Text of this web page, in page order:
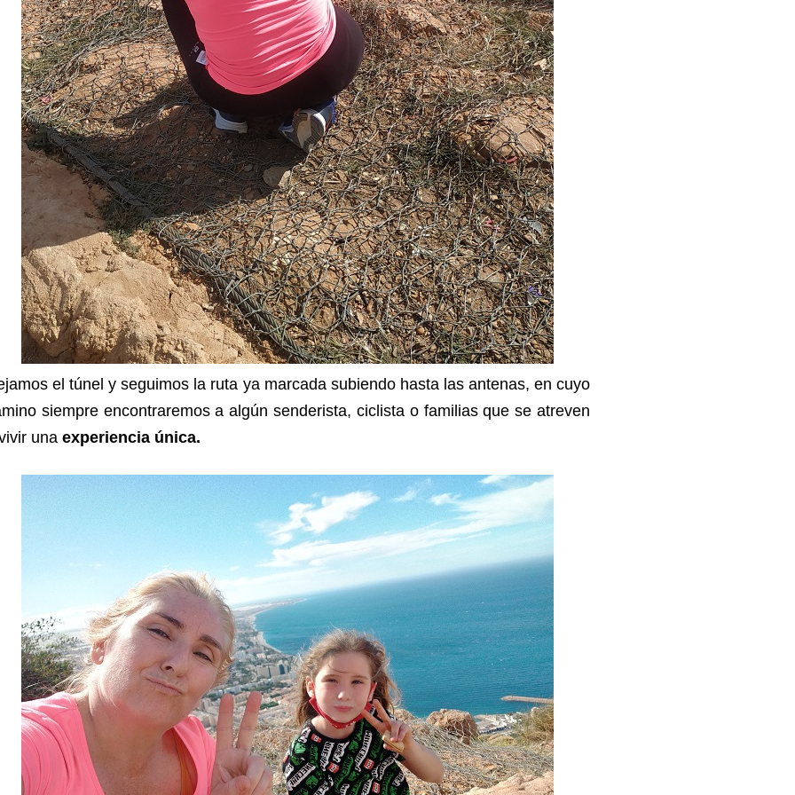
el túnel y seguimos la ruta ya marcada subiendo hasta las antenas, en cuyo
siempre encontraremos a algún senderista, ciclista o familias que se atreven
una experiencia única.